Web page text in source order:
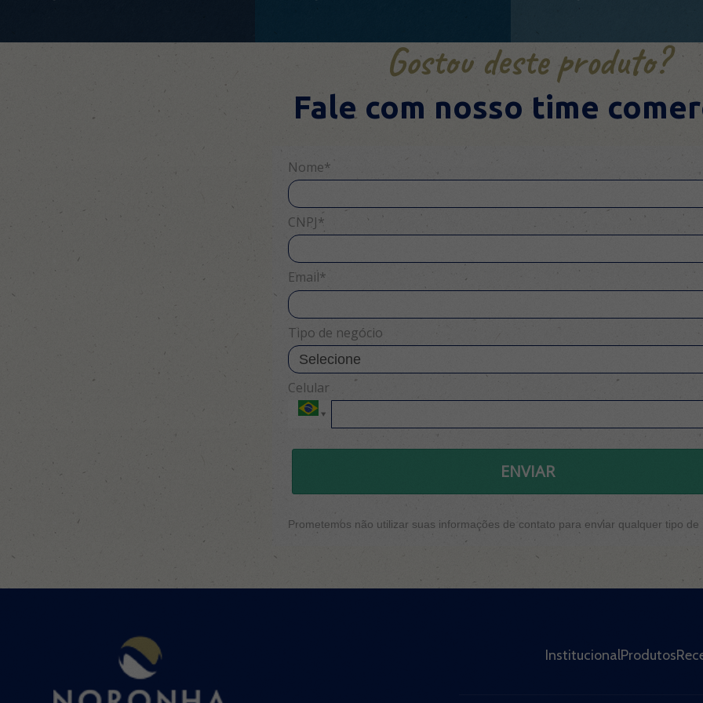
Gostou deste produto?
Fale com nosso time
Nome*
CNPJ*
Email*
Tipo de negócio
Celular
ENVIAR
Prometemos não utilizar suas informações de contato para enviar qualquer tipo de
InstitucionalProdutos